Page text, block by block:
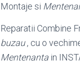
Montaje si
Reparatii Combine
buzau, cu o
Mentenanta in